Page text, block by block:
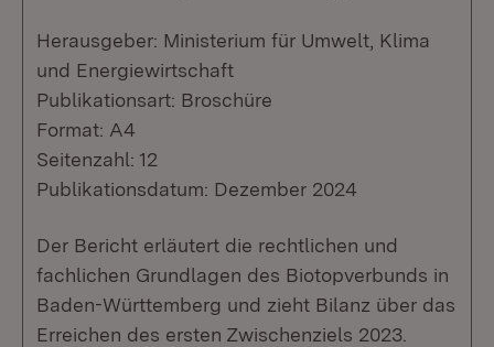
Herausgeber: Ministerium für Umwelt, Klima
und Energiewirtschaft
Publikationsart: Broschüre
Format: A4
Seitenzahl: 12
Publikationsdatum: Dezember 2024
Der Bericht erläutert die rechtlichen und
fachlichen Grundlagen des Biotopverbunds in
Baden-Württemberg und zieht Bilanz über das
Erreichen des ersten Zwischenziels 2023.